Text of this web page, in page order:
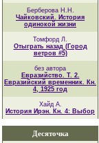
Берберова Н.Н.
Чайковский. История
одинокой жизни
Томфорд Л.
Отыграть назад (Город
ветров #5)
без автора
Евразийство. Т. 2.
Евразийский временник. Кн.
4, 1925 год
Хайд А.
История Ирэн. Кн. 4: Выбор
Десяточка